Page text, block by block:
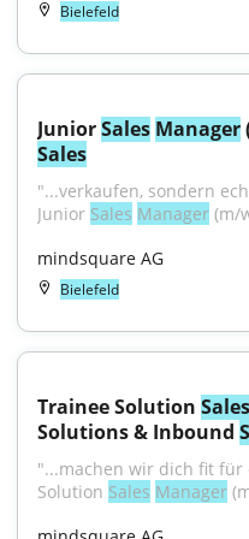
Bielefeld
Junior Sales Manager
Sales
"...verkaufen, sondern
Junior Sales Manager (m/
mindsquare AG
Bielefeld
Trainee Solution Sales
Solutions & Inbound
"...machen wir dich fit für
Solution Sales Manager